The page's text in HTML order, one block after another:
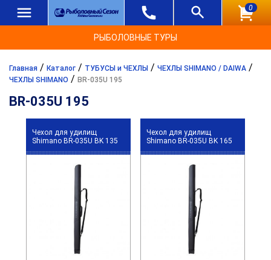
0
РЫБОЛОВНЫЕ ТУРЫ
Главная / Каталог / ТУБУСЫ и ЧЕХЛЫ / ЧЕХЛЫ SHIMANO / DAIWA /
ЧЕХЛЫ SHIMANO / BR-035U 195
BR-035U 195
Чехол для удилищ
Shimano BR-035U BK 135
Чехол для удилищ
Shimano BR-035U BK 165